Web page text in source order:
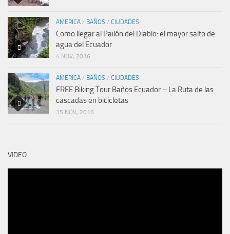
AMERICA / BAÑOS / CIUDADES
Como llegar al Pailón del Diablo: el mayor salto de
agua del Ecuador
4 NOV, 2016
AMERICA / BAÑOS / CIUDADES
FREE Biking Tour Baños Ecuador – La Ruta de las
cascadas en bicicletas
15 NOV, 2016
VIDEO